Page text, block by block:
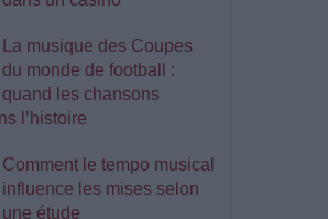
La musique des Coupes
du monde de football :
quand les chansons
l’histoire
Comment le tempo musical
influence les mises selon
une étude